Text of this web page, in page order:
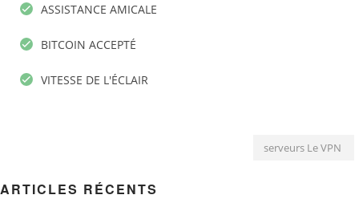
ASSISTANCE AMICALE
BITCOIN ACCEPTÉ
VITESSE DE L'ÉCLAIR
serveurs Le VPN
ARTICLES RÉCENTS